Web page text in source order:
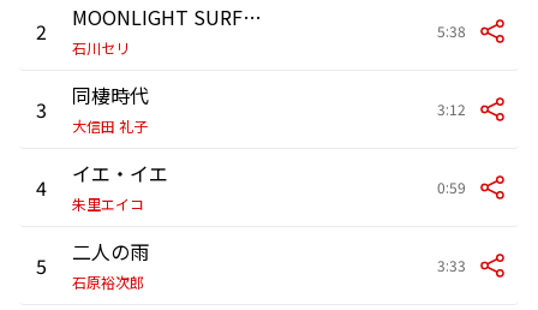
2 MOONLIGHT SURFER
石川セリ
5:38
3 同棲時代
大信田 礼子
3:12
4 イエ・イエ
朱里エイコ
0:59
5 二人の雨
石原裕次郎
3:33